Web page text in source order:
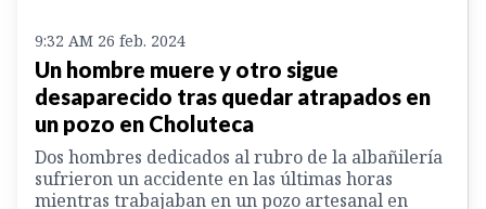
9:32 AM 26 feb. 2024
Un hombre muere y otro sigue
desaparecido tras quedar atrapados en
un pozo en Choluteca
Dos hombres dedicados al rubro de la albañilería
sufrieron un accidente en las últimas horas
mientras trabajaban en un pozo artesanal en